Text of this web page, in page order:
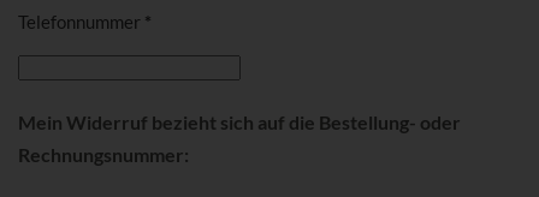
Telefonnummer *
Mein Widerruf bezieht sich auf die Bestellung- oder
Rechnungsnummer: